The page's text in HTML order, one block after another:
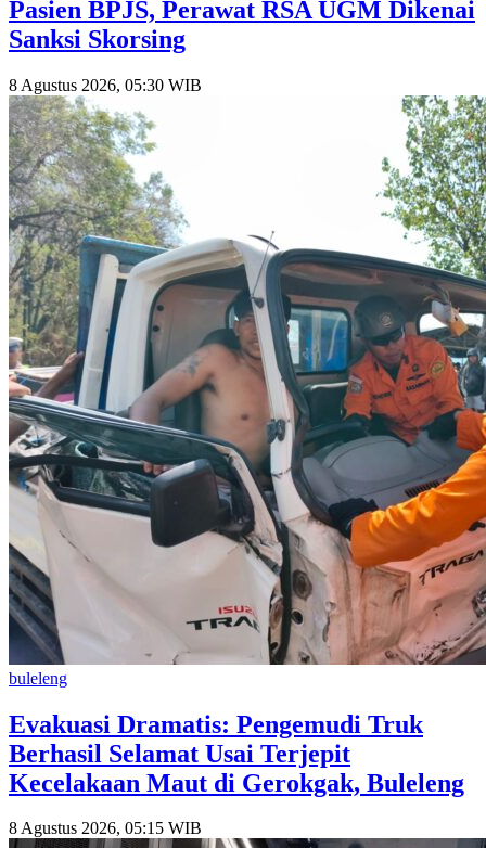
Pasien BPJS, Perawat RSA UGM Dikenai
Sanksi Skorsing
8 Agustus 2026, 05:30 WIB
buleleng
Evakuasi Dramatis: Pengemudi Truk
Berhasil Selamat Usai Terjepit
Kecelakaan Maut di Gerokgak, Buleleng
8 Agustus 2026, 05:15 WIB